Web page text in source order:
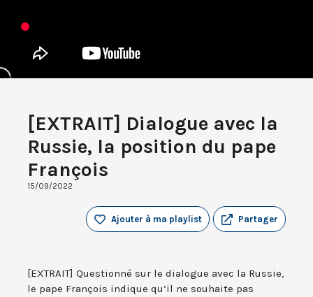
[EXTRAIT] Dialogue avec la
Russie, la position du pape
François
15/09/2022
Partager
Ajouter à ma playlist
[EXTRAIT] Questionné sur le dialogue avec la Russie,
le pape François indique qu’il ne souhaite pas